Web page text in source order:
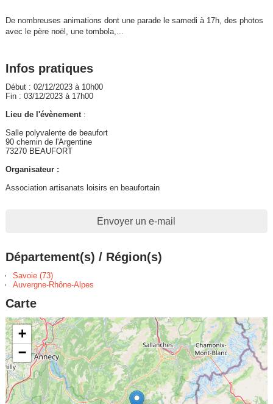
De nombreuses animations dont une parade le samedi à 17h, des photos
avec le père noël, une tombola,...
Infos pratiques
Début : 02/12/2023 à 10h00
Fin : 03/12/2023 à 17h00
Lieu de l'évènement:
Salle polyvalente de beaufort
90 chemin de l'Argentine
73270 BEAUFORT
Organisateur :
Association artisanats loisirs en beaufortain
Envoyer un e-mail
Département(s) / Région(s)
Savoie (73)
Auvergne-Rhône-Alpes
Carte
+
−